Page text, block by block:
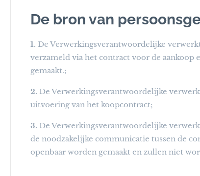
De bron van
1. De Verwerkingsverantwoordelijke
verzameld via het contract voor de
gemaakt.;
2. De Verwerkingsverantwoordelijke
uitvoering van het koopcontract;
3. De Verwerkingsverantwoordelijke
de noodzakelijke communicatie tussen de
openbaar worden gemaakt en zullen niet